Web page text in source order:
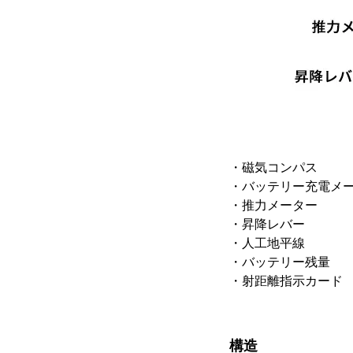
・磁気コンパス
・バッテリー充電メ
・推力メーター
・昇降レバー
・人工地平線
・バッテリー残量
・射距離指示カード
構造